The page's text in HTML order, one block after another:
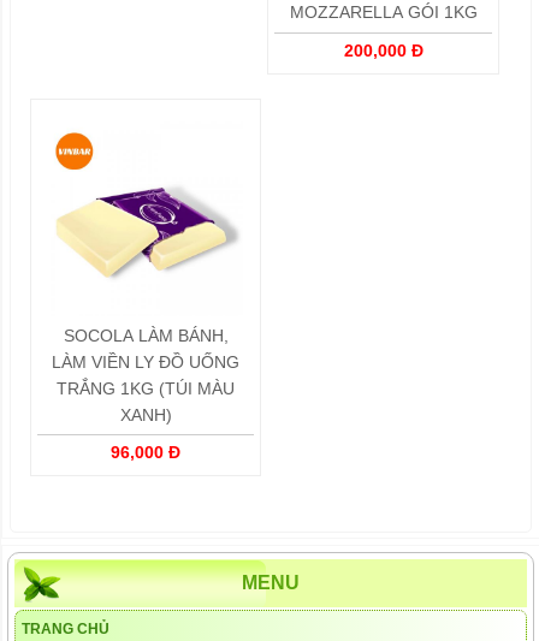
MOZZARELLA GÓI 1KG
200,000 Đ
SOCOLA LÀM BÁNH,
LÀM VIỀN LY ĐỒ UỐNG
TRẮNG 1KG (TÚI MÀU
XANH)
96,000 Đ
MENU
TRANG CHỦ